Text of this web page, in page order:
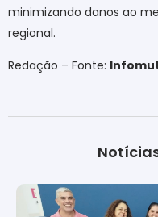
minimizando danos ao
regional.
Redação – Fonte: